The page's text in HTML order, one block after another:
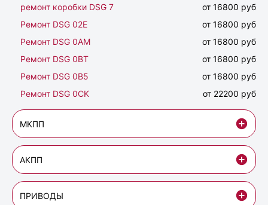
ремонт коробки DSG 7
от 16800 руб
Ремонт DSG 02Е
от 16800 руб
Ремонт DSG 0AM
от 16800 руб
Ремонт DSG 0BT
от 16800 руб
Ремонт DSG 0B5
от 16800 руб
Ремонт DSG 0CK
от 22200 руб
МКПП
АКПП
ПРИВОДЫ